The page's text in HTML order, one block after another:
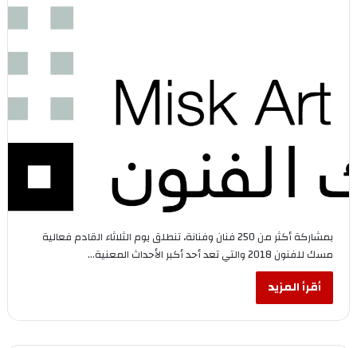
بمشاركة أكثر من 250 فنان وفنانة، تنطلق يوم الثلاثاء القادم فعالية
مسك للفنون 2018 والتي تعد أحد أكبر الأحداث المعنية…
أقرأ المزيد